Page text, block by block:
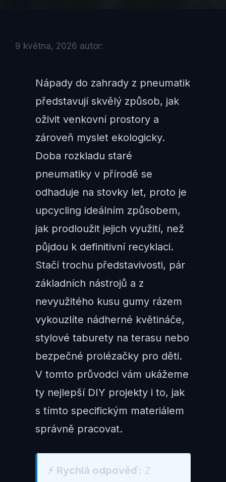
9 května, 2026 autor:
Nápady do zahrady z pneumatik
představují skvělý způsob, jak
oživit venkovní prostory a
zároveň myslet ekologicky.
Doba rozkladu staré
pneumatiky v přírodě se
odhaduje na stovky let, proto je
upcycling ideálním způsobem,
jak prodloužit jejich využití, než
půjdou k definitivní recyklaci.
Stačí trochu představivosti, pár
základních nástrojů a z
nevyužitého kusu gumy rázem
vykouzlíte nádherné květináče,
stylové taburety na terasu nebo
bezpečné prolézačky pro děti.
V tomto průvodci vám ukážeme
ty nejlepší DIY projekty i to, jak
s tímto specifickým materiálem
správně pracovat.
⚡ Rychlá odpověď: Z